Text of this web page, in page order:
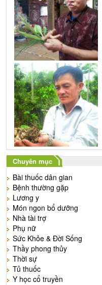
Chuyên mục
Bài thuốc dân gian
Bệnh thường gặp
Lương y
Món ngon bổ dưỡng
Nhà tài trợ
Phụ nữ
Sức Khỏe & Đời Sống
Thầy phong thủy
Thời sự
Tủ thuốc
Y học cổ truyền